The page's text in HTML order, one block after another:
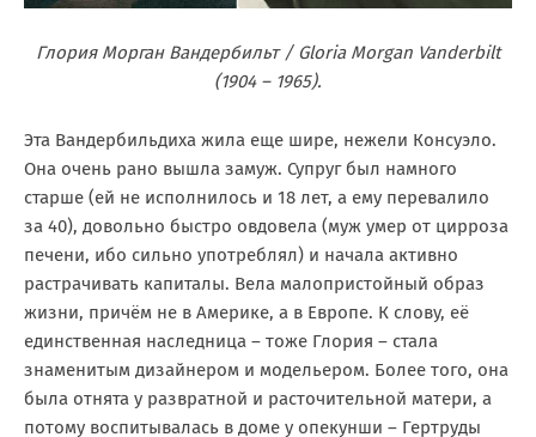
Глория Морган Вандербильт / Gloria Morgan Vanderbilt
(1904 – 1965).
Эта Вандербильдиха жила еще шире, нежели Консуэло.
Она очень рано вышла замуж. Супруг был намного
старше (ей не исполнилось и 18 лет, а ему перевалило
за 40), довольно быстро овдовела (муж умер от цирроза
печени, ибо сильно употреблял) и начала активно
растрачивать капиталы. Вела малопристойный образ
жизни, причём не в Америке, а в Европе. К слову, её
единственная наследница – тоже Глория – стала
знаменитым дизайнером и модельером. Более того, она
была отнята у развратной и расточительной матери, а
потому воспитывалась в доме у опекунши – Гертруды